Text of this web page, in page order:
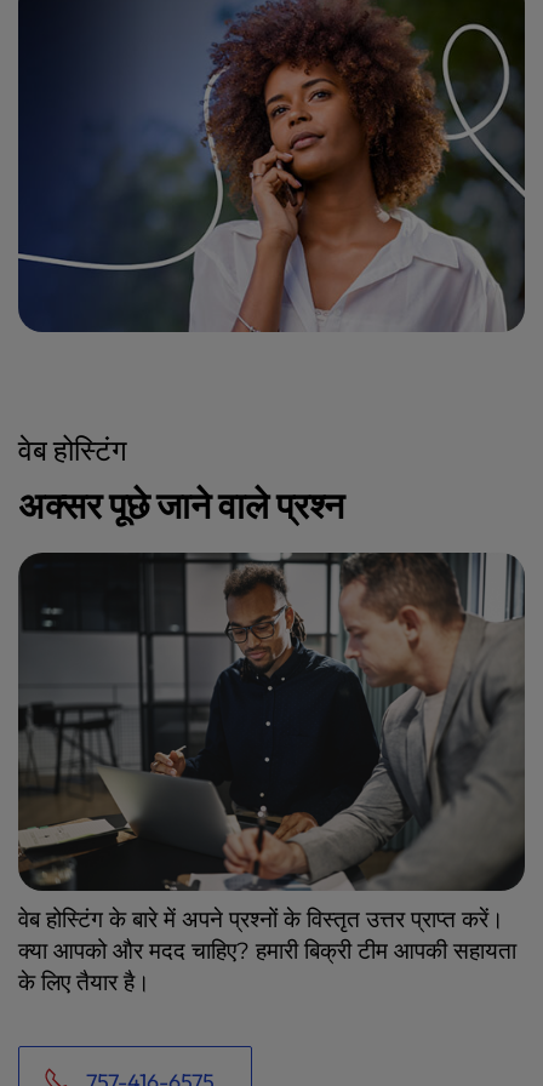
वेब होस्टिंग
अक्सर पूछे जाने वाले प्रश्न
वेब होस्टिंग के बारे में अपने प्रश्नों के विस्तृत उत्तर प्राप्त करें।
क्या आपको और मदद चाहिए? हमारी बिक्री टीम आपकी सहायता
के लिए तैयार है।